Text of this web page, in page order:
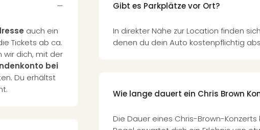
auch ein
Tickets ab ca.
wir dich, mit der
bei
Du erhältst
Gibt es Parkplätze vor Ort?
In direkter Nähe zur Location finden
denen du dein Auto kostenpflichtig
Wie lange dauert ein Chris Brown
Die Dauer eines Chris-Brown-